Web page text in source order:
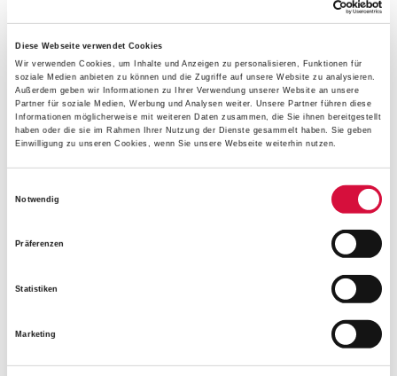
Diese Webseite verwendet Cookies
Wir verwenden Cookies, um Inhalte und Anzeigen zu personalisieren, Funktionen für
soziale Medien anbieten zu können und die Zugriffe auf unsere Website zu analysieren.
Außerdem geben wir Informationen zu Ihrer Verwendung unserer Website an unsere
Partner für soziale Medien, Werbung und Analysen weiter. Unsere Partner führen diese
Informationen möglicherweise mit weiteren Daten zusammen, die Sie ihnen bereitgestellt
haben oder die sie im Rahmen Ihrer Nutzung der Dienste gesammelt haben. Sie geben
Einwilligung zu unseren Cookies, wenn Sie unsere Webseite weiterhin nutzen.
Notwendig
Präferenzen
Statistiken
Marketing
Innovative Projekte
In ganz Deutschland unterstützt das Bonifatiuswerk im
Rahmen des Förderprogramms
"Räume des Glaubens eröffnen"innovative pastorale
Projekte, die sich insbesondere an Menschen wenden, die
durch die „klassischen“ Angebote der Gemeinden nicht
oder nur bedingt angesprochen werden – hier sollen
Personalstellen,
die in diesem Jahr mit insgesamt
gefördert
werden. In diesem Bereich fördert das Hilfswerk den
Einsatz von qualifiziertem Personal, das durch konkrete
pastorale Projekte mit Kreativität und Engagement neue
Zugänge zu Kirche und Glauben eröffnen soll.